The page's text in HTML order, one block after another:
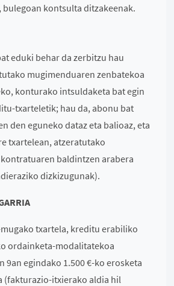
bulegoan kontsulta ditzakeenak.
eduki behar da zerbitzu hau
mugimenduaren zenbatekoa
konturako intsuldaketa bat egin
txarteletik; hau da, abonu bat
den eguneko dataz eta balioaz, eta
txartelean, atzeratutako
baldintzen arabera
dizkizugunak).
txartela, kreditu erabiliko
ordainketa-modalitatekoa
9an egindako 1.500 €-ko erosketa
(fakturazio-itxierako aldia hil